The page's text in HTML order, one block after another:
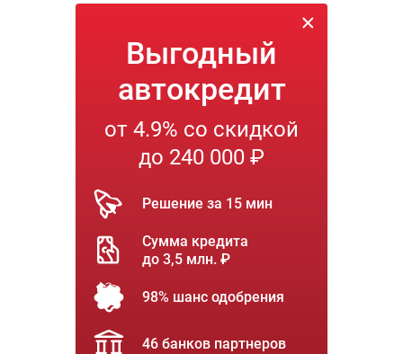
Выгодный
автокредит
от 4.9% со скидкой
до 240 000 ₽
Решение за 15 мин
Сумма кредита
до 3,5 млн. ₽
98% шанс одобрения
46 банков партнеров